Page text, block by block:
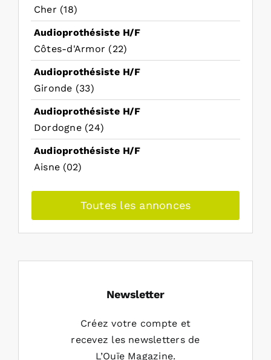
Cher (18)
Audioprothésiste H/F
Côtes-d'Armor (22)
Audioprothésiste H/F
Gironde (33)
Audioprothésiste H/F
Dordogne (24)
Audioprothésiste H/F
Aisne (02)
Toutes les annonces
Newsletter
Créez votre compte et
recevez les newsletters de
L’Ouïe Magazine.